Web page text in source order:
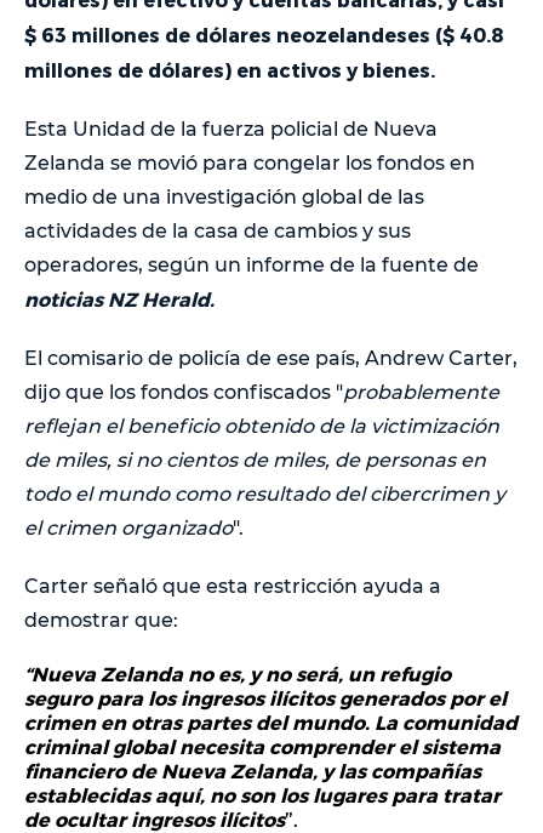
$ 63 millones de dólares neozelandeses ($ 40.8
millones de dólares) en activos y bienes.
Esta Unidad de la fuerza policial de Nueva
Zelanda se movió para congelar los fondos en
medio de una investigación global de las
actividades de la casa de cambios y sus
operadores, según un informe de la fuente de
noticias NZ Herald.
El comisario de policía de ese país, Andrew Carter,
dijo que los fondos confiscados "probablemente
reflejan el beneficio obtenido de la victimización
de miles, si no cientos de miles, de personas en
todo el mundo como resultado del cibercrimen y
el crimen organizado".
Carter señaló que esta restricción ayuda a
demostrar que:
“Nueva Zelanda no es, y no será, un refugio
seguro para los ingresos ilícitos generados por el
crimen en otras partes del mundo. La comunidad
criminal global necesita comprender el sistema
financiero de Nueva Zelanda, y las compañías
establecidas aquí, no son los lugares para tratar
de ocultar ingresos ilícitos”.